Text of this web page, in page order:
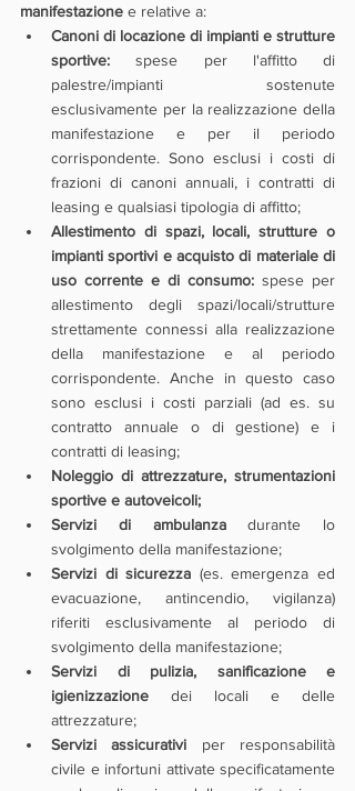
manifestazione e relative a:
Canoni di locazione di impianti e strutture
sportive: spese per l'affitto di
palestre/impianti sostenute
esclusivamente per la realizzazione della
manifestazione e per il periodo
corrispondente. Sono esclusi i costi di
frazioni di canoni annuali, i contratti di
leasing e qualsiasi tipologia di affitto;
Allestimento di spazi, locali, strutture o
impianti sportivi e acquisto di materiale di
uso corrente e di consumo: spese per
allestimento degli spazi/locali/strutture
strettamente connessi alla realizzazione
della manifestazione e al periodo
corrispondente. Anche in questo caso
sono esclusi i costi parziali (ad es. su
contratto annuale o di gestione) e i
contratti di leasing;
Noleggio di attrezzature, strumentazioni
sportive e autoveicoli;
Servizi di ambulanza durante lo
svolgimento della manifestazione;
Servizi di sicurezza (es. emergenza ed
evacuazione, antincendio, vigilanza)
riferiti esclusivamente al periodo di
svolgimento della manifestazione;
Servizi di pulizia, sanificazione e
igienizzazione dei locali e delle
attrezzature;
Servizi assicurativi per responsabilità
civile e infortuni attivate specificatamente